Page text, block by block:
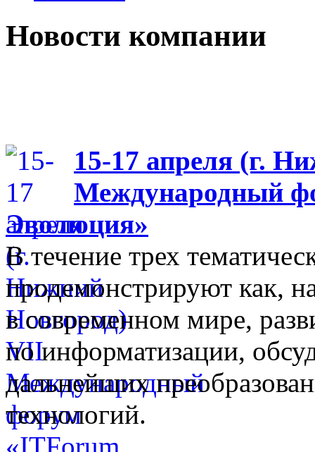
Новости компании
15-17 апреля (г.
Международный
Эволюция»
В течение трех
продемонстрируют как,
в современном мире,
по информатизации,
дальнейших
технологий.